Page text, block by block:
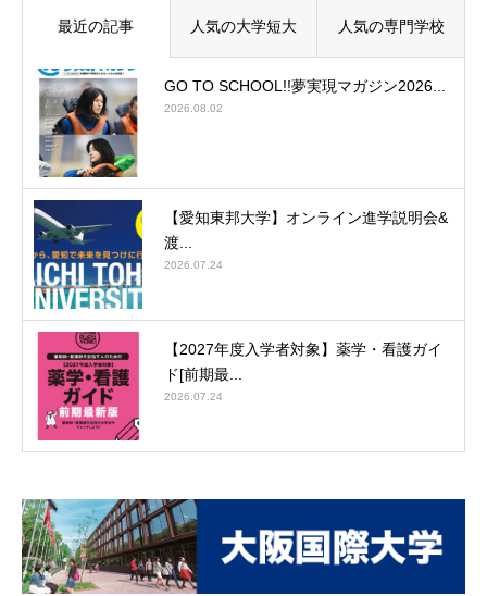
最近の記事 人気の大学短大 人気の専門学校
GO TO SCHOOL!!夢実現マガジン2026...
2026.08.02
【愛知東邦大学】オンライン進学説明会&
渡...
2026.07.24
【2027年度入学者対象】薬学・看護ガイ
ド[前期最...
2026.07.24